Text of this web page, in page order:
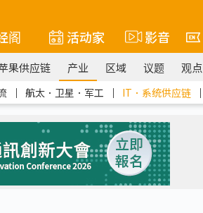
阁 活动家 影音
果供应链 产业 区域 议题 观点
｜ 航太．卫星．军工 ｜ IT．系统供应链 ｜